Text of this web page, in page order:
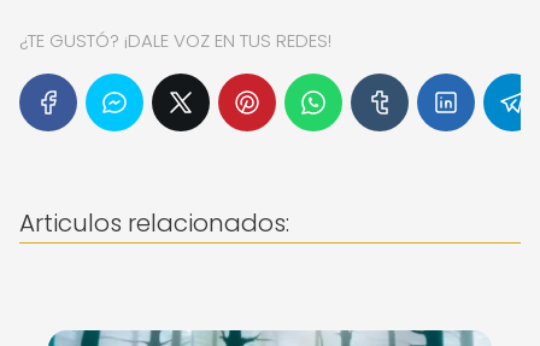
¿TE GUSTÓ? ¡DALE VOZ EN TUS REDES!
Articulos relacionados: